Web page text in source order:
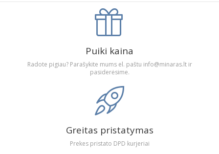
Puiki kaina
Radote pigiau? Parašykite mums el. paštu info@minaras.lt ir
pasiderėsime.
Greitas pristatymas
Prekes pristato DPD kurjeriai